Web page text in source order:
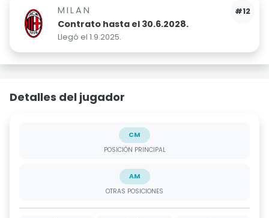
#12
MILAN
Contrato hasta el 30.6.2028.
Llegó el 1.9.2025.
Detalles del jugador
CM
POSICIÓN PRINCIPAL
AM
OTRAS POSICIONES